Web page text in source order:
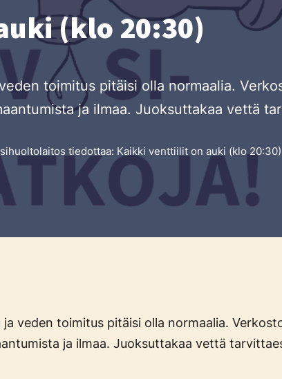
(klo 20:30)
toimitus pitäisi olla normaalia.
ja ilmaa. Juoksuttakaa vettä
tiedottaa: Kaikki venttiilit on auki (klo 20:30)
veden toimitus pitäisi olla normaalia.
ja ilmaa. Juoksuttakaa vettä